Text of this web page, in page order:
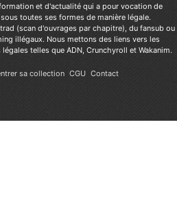
et d'actualité qui a pour vocation de
toutes ses formes de manière légale.
(scan d'ouvrages par chapitre), du fansub ou
illégaux. Nous mettons des liens vers les
telles que ADN, Crunchyroll et Wakanim.
sa collection CGU Contact